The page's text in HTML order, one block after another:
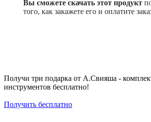
Вы сможете скачать этот продукт
того, как закажете его и оплатите
Получи три подарка от А.Свияша -
инструментов бесплатно!
Получить бесплатно